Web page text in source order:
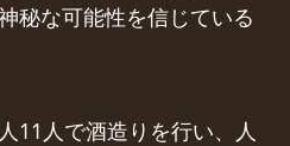
秘な可能性を信じている
11人で酒造りを行い、人